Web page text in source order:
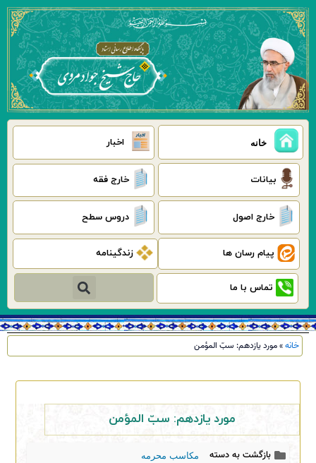
پرش
محتوا
خانه اخبار
بیانات خارج فقه
خارج اصول دروس سطح
پیام رسان ها زندگینامه
تماس با ما جستجو
خانه»مورد یازدهم: سبّ المؤمن
مورد یازدهم: سبّ المؤمن
بازگشت به دسته مکاسب محرمه